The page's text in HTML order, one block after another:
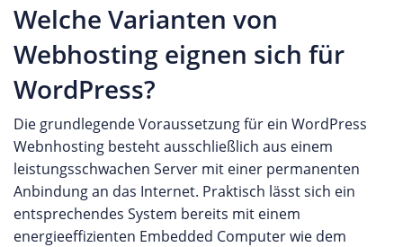
Welche Varianten von
Webhosting eignen sich für
WordPress?
Die grundlegende Voraussetzung für ein WordPress
Webnhosting besteht ausschließlich aus einem
leistungsschwachen Server mit einer permanenten
Anbindung an das Internet. Praktisch lässt sich ein
entsprechendes System bereits mit einem
energieeffizienten Embedded Computer wie dem